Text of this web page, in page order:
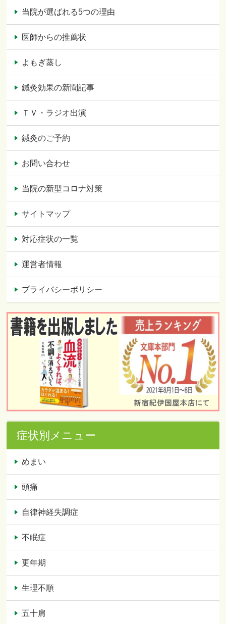
当院が選ばれる5つの理由
医師からの推薦状
よもぎ蒸し
鍼灸効果の新聞記事
ＴＶ・ラジオ出演
鍼灸のご予約
お問い合わせ
当院の新型コロナ対策
サイトマップ
対応症状の一覧
運営者情報
プライバシーポリシー
症状別メニュー
めまい
頭痛
自律神経失調症
不眠症
更年期
生理不順
五十肩